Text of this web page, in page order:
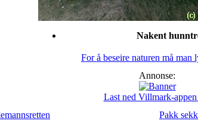
Nakent
For å beseire naturen må man
Annonse:
Last ned Villmark-appen
Pakk